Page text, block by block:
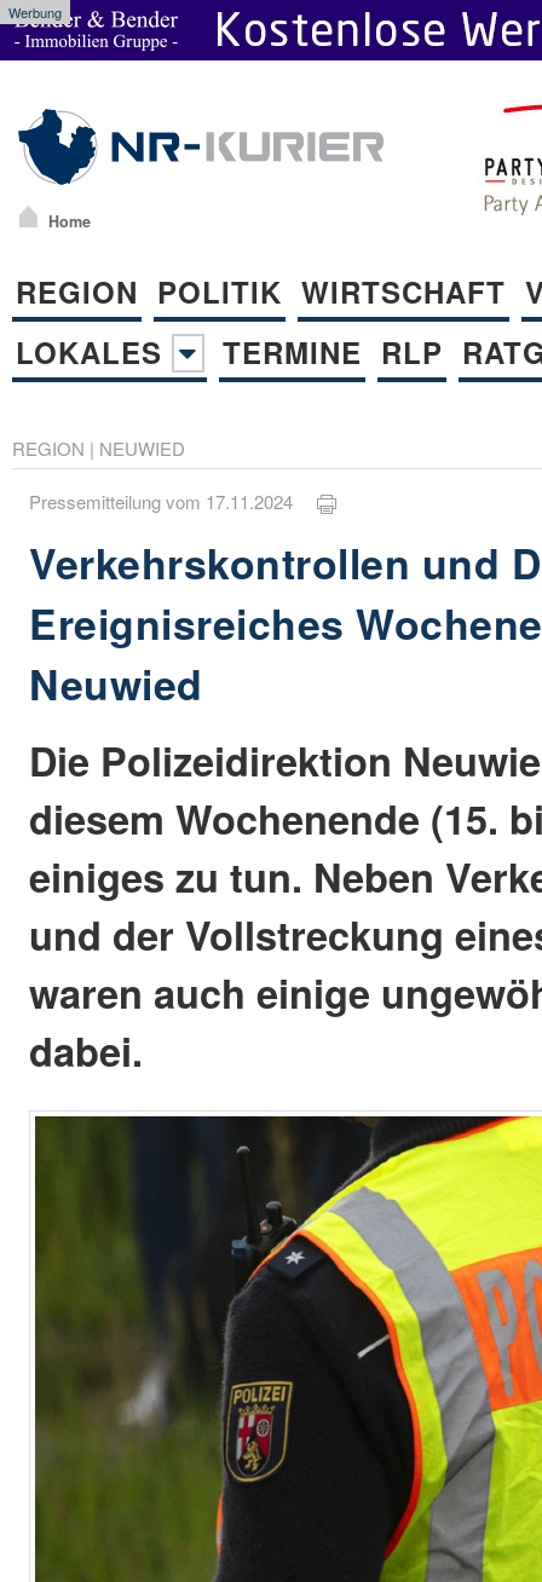
Werbung
Home
REGION POLITIK WIRTSCHAFT
LOKALES
TERMINE RLP
REGION | NEUWIED
Pressemitteilung vom 17.11.2024
Verkehrskontrollen und
Ereignisreiches
Neuwied
Die Polizeidirektion
diesem Wochenende (15.
einiges zu tun. Neben
und der Vollstreckung
waren auch einige
dabei.